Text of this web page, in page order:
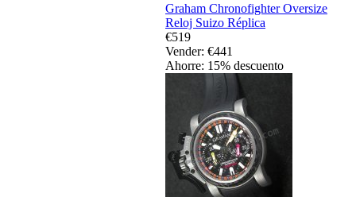
Graham Chronofighter Oversize
Reloj Suizo Réplica
€519
Vender: €441
Ahorre: 15% descuento